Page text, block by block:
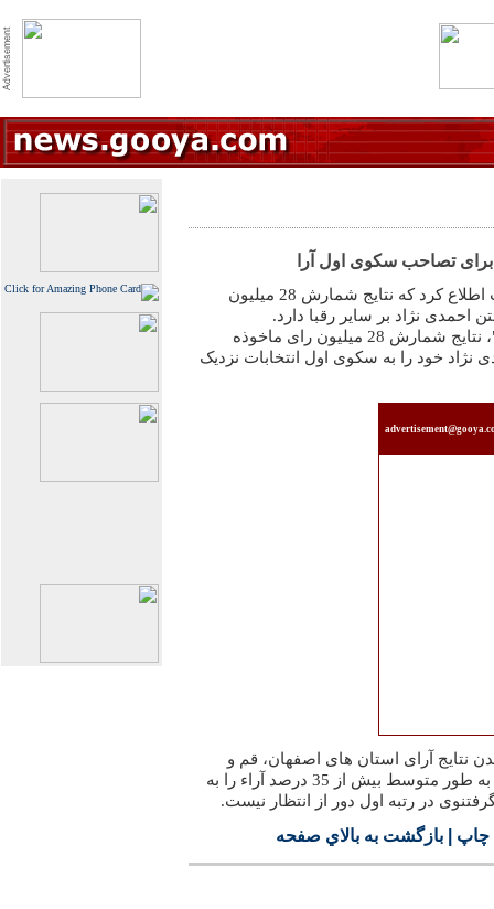
خبرنگار "مهر" دقایقی پیش کسب اطلاع کرد که نتایج شمارش 28 میلیون
احمدی نژاد بر سایر رقبا دارد.
به گزارش خبرنگار سیاسی "مهر"، نتایج شمارش 28 میلیون رای ماخوذه
نژاد خود را به سکوی اول انتخابات نزدیک
نتایج آرای استان های اصفهان، قم و
تهران که دکتر احمدی نژاد در آنها به طور متوسط بیش از 35 درصد آراء را به
در رتبه اول دور از انتظار نیست.
چاپ بازگشت به بالاي صفحه